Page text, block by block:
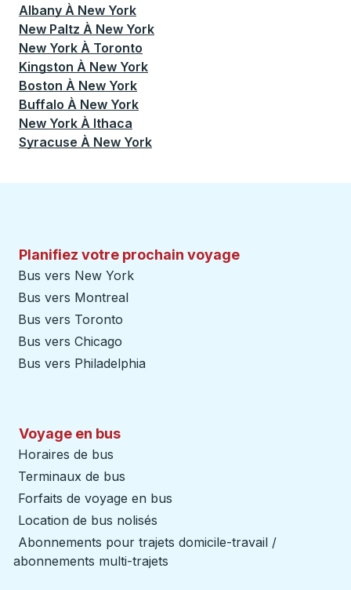
Albany À New York
New Paltz À New York
New York À Toronto
Kingston À New York
Boston À New York
Buffalo À New York
New York À Ithaca
Syracuse À New York
Planifiez votre prochain voyage
Bus vers New York
Bus vers Montreal
Bus vers Toronto
Bus vers Chicago
Bus vers Philadelphia
Voyage en bus
Horaires de bus
Terminaux de bus
Forfaits de voyage en bus
Location de bus nolisés
Abonnements pour trajets domicile-travail /
abonnements multi-trajets